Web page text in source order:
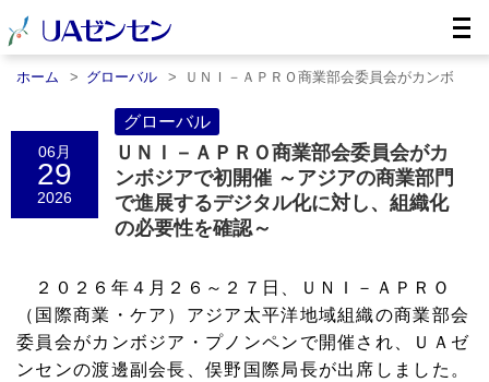
ホーム グローバル
ＵＮＩ－ＡＰＲＯ商業部会委員会がカンボ
06月
29
2026
グローバル
ＵＮＩ－ＡＰＲＯ商業部会委員会がカ
ンボジアで初開催 ～アジアの商業部門
で進展するデジタル化に対し、組織化
の必要性を確認～
２０２６年４月２６～２７日、ＵＮＩ－ＡＰＲＯ
（国際商業・ケア）アジア太平洋地域組織の商業部会
委員会がカンボジア・プノンペンで開催され、ＵＡゼ
ンセンの渡邊副会長、俣野国際局長が出席しました。